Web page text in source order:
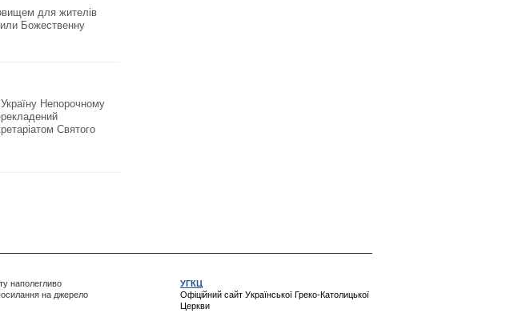
для жителів
Божественну
Непорочному
Святого
наполегливо
на джерело
УГКЦ
Офіційний сайт Української Греко-Католицької
Церкви